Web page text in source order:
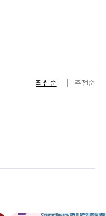
최신순 추천순